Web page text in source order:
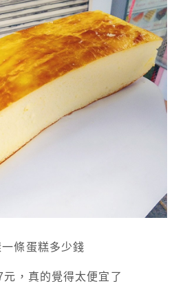
條蛋糕多少錢
，真的覺得太便宜了